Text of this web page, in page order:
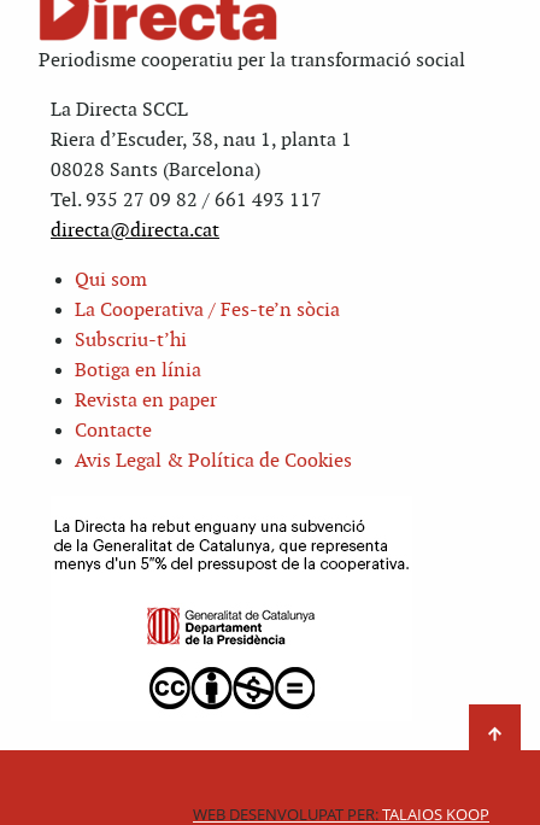
Periodisme cooperatiu per la transformació social
La Directa SCCL
Riera d’Escuder, 38, nau 1, planta 1
08028 Sants (Barcelona)
Tel. 935 27 09 82 / 661 493 117
directa@directa.cat
Qui som
La Cooperativa / Fes-te’n sòcia
Subscriu-t’hi
Botiga en línia
Revista en paper
Contacte
Avis Legal & Política de Cookies
WEB DESENVOLUPAT PER:TALAIOS KOOP